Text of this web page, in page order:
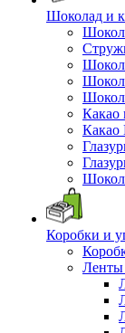
Шоколад и
Какао
Коробки и
Ленты